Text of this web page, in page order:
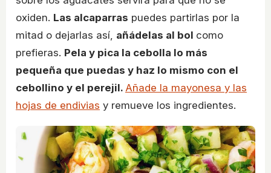
oxiden. Las alcaparras puedes partirlas por la
mitad o dejarlas así, añádelas al bol como
prefieras. Pela y pica la cebolla lo más
pequeña que puedas y haz lo mismo con el
cebollino y el perejil. Añade la mayonesa y las
hojas de endivias y remueve los ingredientes.